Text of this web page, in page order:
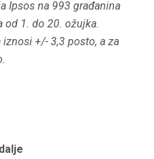
Ipsos na 993 građanina
1. do 20. ožujka.
+/- 3,3 posto, a za